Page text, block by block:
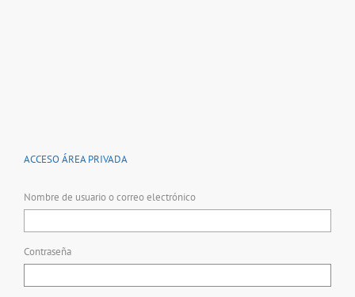
ACCESO ÁREA PRIVADA
Nombre de usuario o correo electrónico
Contraseña